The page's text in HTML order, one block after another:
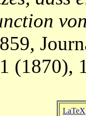
(1870),
LaTeX